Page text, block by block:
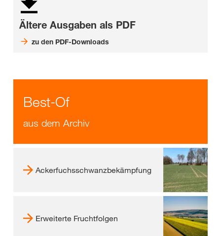
Ältere Ausgaben als PDF
zu den PDF-Downloads
Best-Of
aus dem Archiv
Ackerfuchsschwanzbekämpfung
Erweiterte Fruchtfolgen